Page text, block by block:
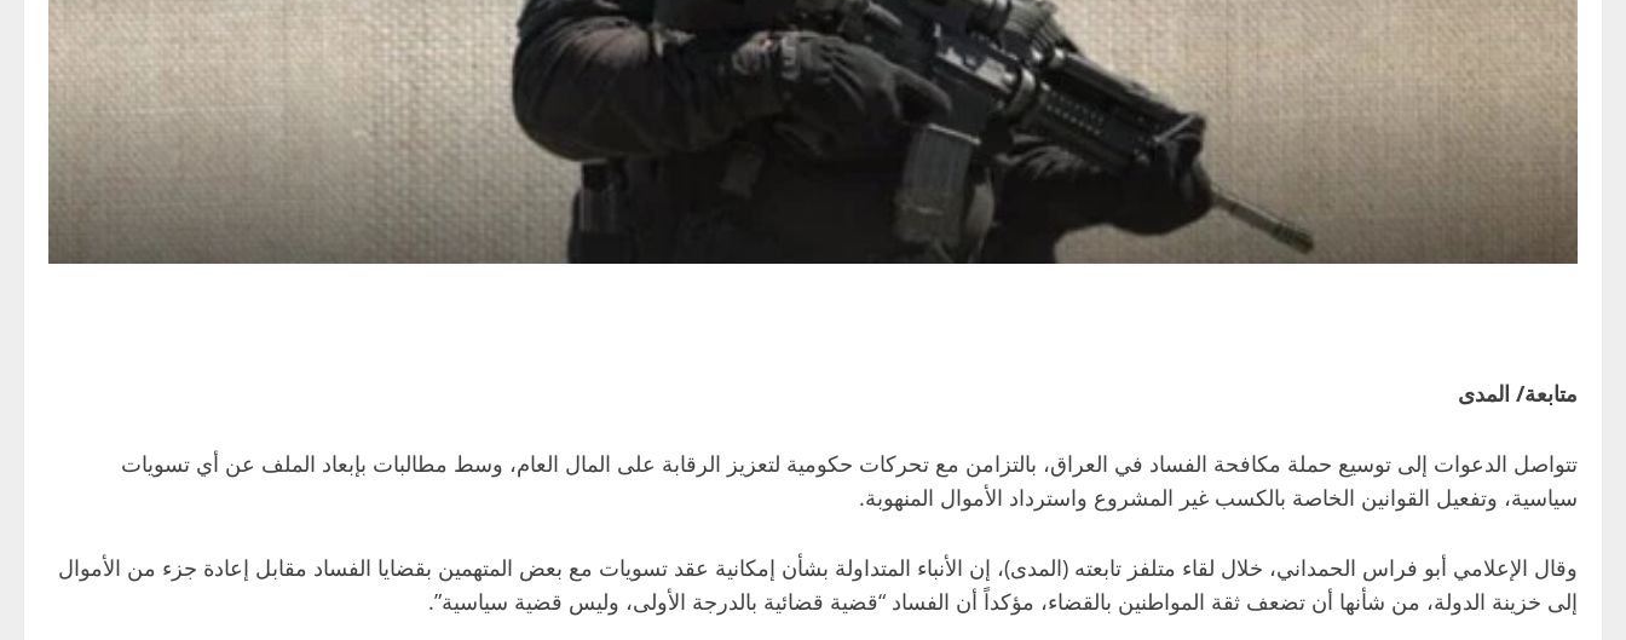
متابعة/ المدى
تتواصل الدعوات إلى توسيع حملة مكافحة الفساد في العراق، بالتزامن مع تحركات حكومية لتعزيز الرقابة على المال العام، وسط مطالبات بإبعاد الملف عن أي تسويات
سياسية، وتفعيل القوانين الخاصة بالكسب غير المشروع واسترداد الأموال المنهوبة.
وقال الإعلامي أبو فراس الحمداني، خلال لقاء متلفز تابعته (المدى)، إن الأنباء المتداولة بشأن إمكانية عقد تسويات مع بعض المتهمين بقضايا الفساد مقابل إعادة جزء من الأموال
إلى خزينة الدولة، من شأنها أن تضعف ثقة المواطنين بالقضاء، مؤكداً أن الفساد “قضية قضائية بالدرجة الأولى، وليس قضية سياسية”.